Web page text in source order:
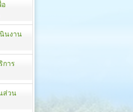
อ
นงาน
การ
ส่วน